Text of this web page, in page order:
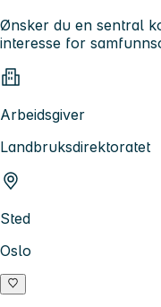
Ønsker du en sentral
interesse for
Arbeidsgiver
Landbruksdirektoratet
Sted
Oslo